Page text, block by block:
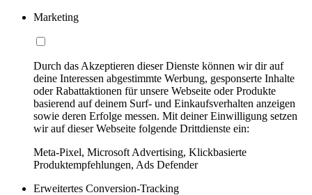
Marketing
Durch das Akzeptieren dieser Dienste können wir dir auf
deine Interessen abgestimmte Werbung, gesponserte Inhalte
oder Rabattaktionen für unsere Webseite oder Produkte
basierend auf deinem Surf- und Einkaufsverhalten anzeigen
sowie deren Erfolge messen. Mit deiner Einwilligung setzen
wir auf dieser Webseite folgende Drittdienste ein:
Meta-Pixel, Microsoft Advertising, Klickbasierte
Produktempfehlungen, Ads Defender
Erweitertes Conversion-Tracking